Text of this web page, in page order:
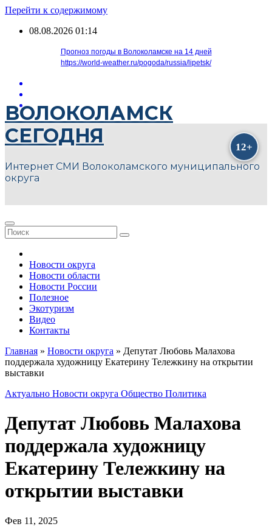
Перейти к содержимому
08.08.2026 01:14
Прогноз погоды в Волоколамске на 14 дней
https://world-weather.ru/pogoda/russia/lipetsk/
ВОЛОКОЛАМСК
СЕГОДНЯ
Интернет СМИ Волоколамского муниципального
округа
Новости округа
Новости области
Новости России
Полезное
Экотуризм
Видео
Контакты
Главная » Новости округа » Депутат Любовь Малахова
поддержала художницу Екатерину Тележкину на открытии
выставки
Актуально Новости округа Общество Политика
Депутат Любовь Малахова
поддержала художницу
Екатерину Тележкину на
открытии выставки
Фев 11, 2025